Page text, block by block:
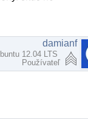
damianf
12.04 LTS
Používateľ